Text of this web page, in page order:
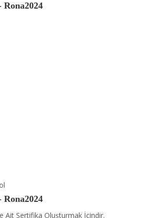
Ait Sertifika Oluşturmak İçindir.